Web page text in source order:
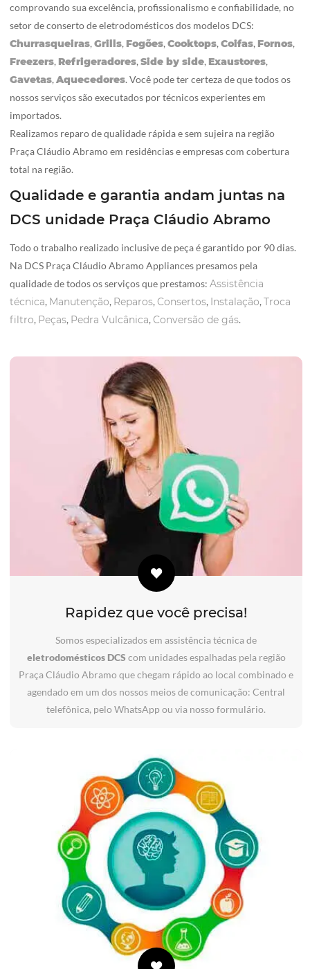
comprovando sua excelência, profissionalismo e confiabilidade, no
setor de conserto de eletrodomésticos dos modelos DCS:
Churrasqueiras, Grills, Fogões, Cooktops, Coifas, Fornos,
Freezers, Refrigeradores, Side by side, Exaustores,
Gavetas, Aquecedores. Você pode ter certeza de que todos os
nossos serviços são executados por técnicos experientes em
importados.
Realizamos reparo de qualidade rápida e sem sujeira na região
Praça Cláudio Abramo em residências e empresas com cobertura
total na região.
Qualidade e garantia andam juntas na
DCS unidade Praça Cláudio Abramo
Todo o trabalho realizado inclusive de peça é garantido por 90 dias.
Na DCS Praça Cláudio Abramo Appliances presamos pela
qualidade de todos os serviços que prestamos: Assistência
técnica, Manutenção, Reparos, Consertos, Instalação, Troca
filtro, Peças, Pedra Vulcânica, Conversão de gás.
Rapidez que você precisa!
Somos especializados em assistência técnica de
eletrodomésticos DCS com unidades espalhadas pela região
Praça Cláudio Abramo que chegam rápido ao local combinado e
agendado em um dos nossos meios de comunicação: Central
telefônica, pelo WhatsApp ou via nosso formulário.